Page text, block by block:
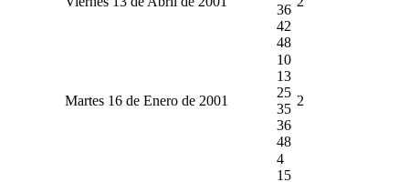
36
42
48
Martes 16 de Enero de 2001
10
13
25
35
36
48
2
4
15